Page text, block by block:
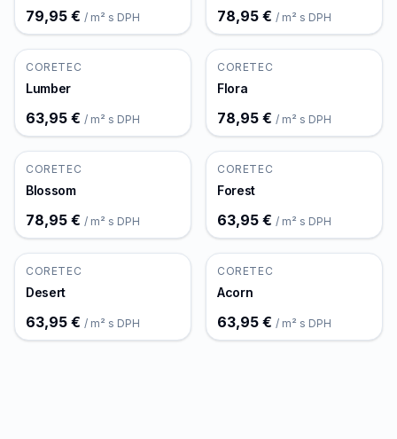
79,95 € / m² s DPH 78,95 € / m² s DPH
CORETEC
Lumber
63,95 € / m² s DPH
CORETEC
Flora
78,95 € / m² s DPH
CORETEC
Blossom
78,95 € / m² s DPH
CORETEC
Forest
63,95 € / m² s DPH
CORETEC
Desert
63,95 € / m² s DPH
CORETEC
Acorn
63,95 € / m² s DPH